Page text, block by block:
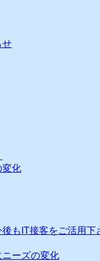
せ
変化
もIT接客をご活用下
ーズの変化